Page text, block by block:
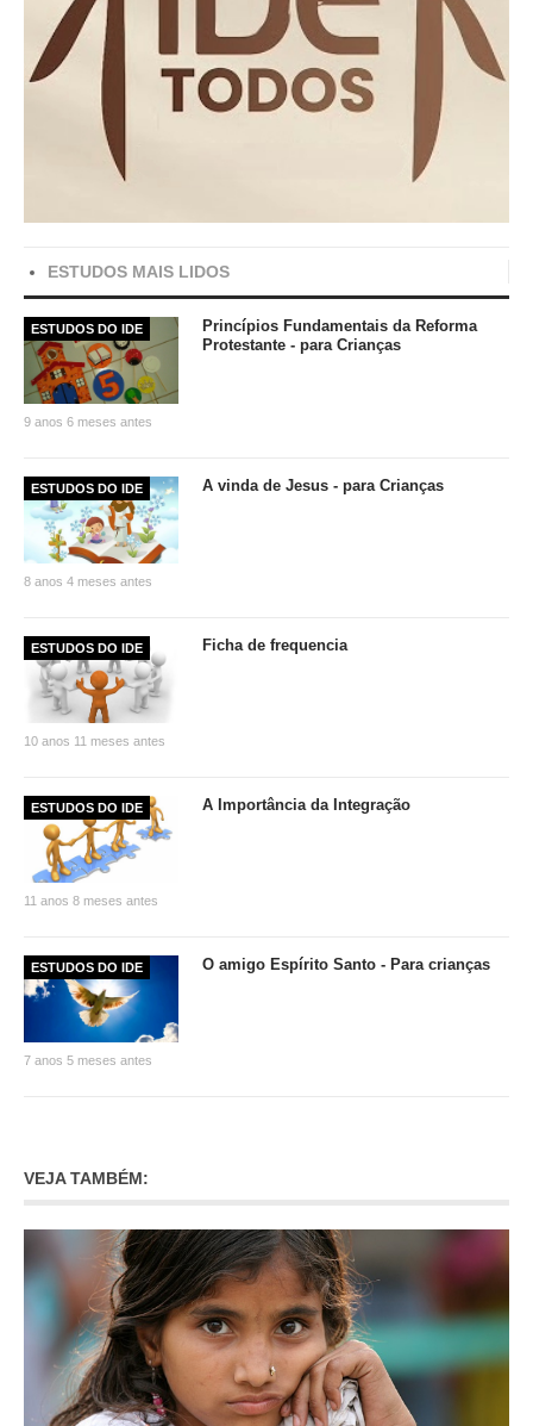
ESTUDOS MAIS LIDOS
ESTUDOS DO IDE
9 anos 6 meses antes
Princípios Fundamentais da Reforma
Protestante - para Crianças
ESTUDOS DO IDE
8 anos 4 meses antes
A vinda de Jesus - para Crianças
ESTUDOS DO IDE
10 anos 11 meses antes
Ficha de frequencia
ESTUDOS DO IDE
11 anos 8 meses antes
A Importância da Integração
ESTUDOS DO IDE
7 anos 5 meses antes
O amigo Espírito Santo - Para crianças
VEJA TAMBÉM: